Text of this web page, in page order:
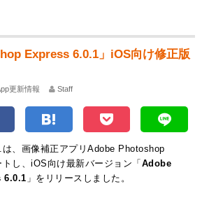
Express 6.0.1」iOS向け修正版
更新情報 Staff
、画像補正アプリAdobe Photoshop
し、iOS向け最新バージョン「Adobe
6.0.1 」をリリースしました。